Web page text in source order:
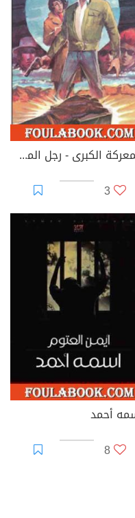
المعركة الكبرى - رجل المستحيل
3
أحمد
8